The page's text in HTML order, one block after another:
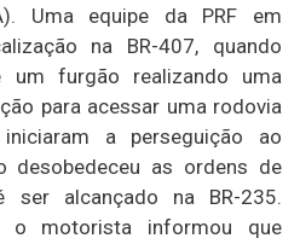
Uma equipe da PRF em
na BR-407, quando
furgão realizando uma
para acessar uma rodovia
a perseguição ao
desobedeceu as ordens de
ser alcançado na BR-235.
o motorista informou que